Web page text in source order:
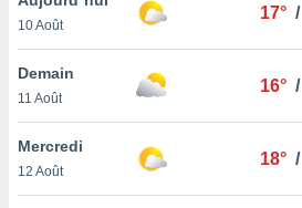
et
»,
au
vous
qu'ils
ou
10 Août
17° /
Demain
11 Août
16° /
Mercredi
12 Août
18° /